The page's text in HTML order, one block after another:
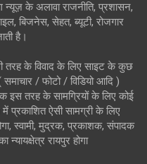
न्यूज़ के अलावा राजनीति, प्रशासन,
बिजनेस, सेहत, ब्यूटी, रोजगार
है।
तरह के विवाद के लिए साइट के कुछ
समाचार / फोटो / विडियो आदि )
इस तरह के सामग्रियों के लिए कोई
में प्रकाशित ऐसी सामग्री के लिए
स्वामी, मुद्रक, प्रकाशक, संपादक
न्यायक्षेत्र रायपुर होगा